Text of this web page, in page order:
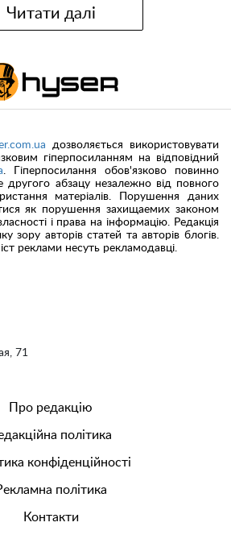
Читати далі
71
дозволяється використовувати
гіперпосиланням на відповідний
. Гіперпосилання обов'язково повинно
другого абзацу незалежно від повного
матеріалів. Порушення даних
як порушення захищаемих законом
і права на інформацію. Редакція
зору авторів статей та авторів блогів.
реклами несуть рекламодавці.
Про редакцію
політика
конфіденційності
політика
Контакти